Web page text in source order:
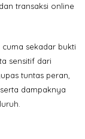
transaksi online
sekadar bukti
sensitif dari
tuntas peran,
dampaknya